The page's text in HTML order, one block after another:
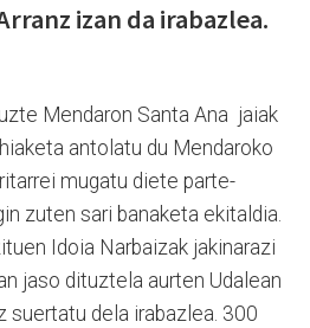
izan da irabazlea.
Mendaron Santa Ana jaiak
antolatu du Mendaroko
mugatu diete parte-
zuten sari banaketa ekitaldia.
Idoia Narbaizak jakinarazi
jaso dituztela aurten Udalean
suertatu dela irabazlea. 300